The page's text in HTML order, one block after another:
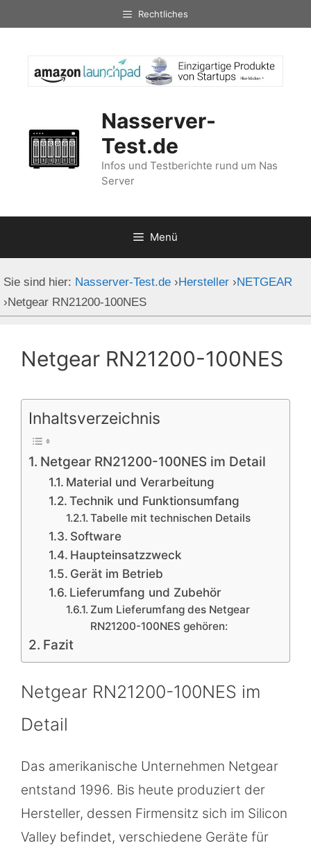
Rechtliches
Nasserver-
Test.de
Infos und Testberichte rund um Nas
Server
Menü
Sie sind hier: Nasserver-Test.de › Hersteller ›NETGEAR
›Netgear RN21200-100NES
Netgear RN21200-100NES
Inhaltsverzeichnis
Netgear RN21200-100NES im Detail
Material und Verarbeitung
Technik und Funktionsumfang
Tabelle mit technischen Details
Software
Haupteinsatzzweck
Gerät im Betrieb
Lieferumfang und Zubehör
Zum Lieferumfang des Netgear
RN21200-100NES gehören:
Fazit
Netgear RN21200-100NES im
Detail
Das amerikanische Unternehmen Netgear
entstand 1996. Bis heute produziert der
Hersteller, dessen Firmensitz sich im Silicon
Valley befindet, verschiedene Geräte für